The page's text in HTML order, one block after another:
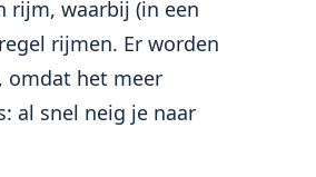
rijm, waarbij (in een
rijmen. Er worden
omdat het meer
al snel neig je naar